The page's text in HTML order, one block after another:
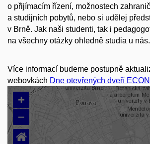
o přijímacím řízení, možnostech
a studijních pobytů, nebo si udělej
v Brně. Jak naši studenti, tak i
na všechny otázky ohledně studia u nás.
Více informací budeme postupně
webovkách Dne otevřených dveří ECON
+
–
⌂